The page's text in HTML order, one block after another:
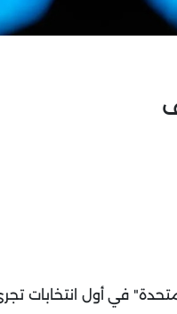
المتحدة" في أول انتخابات